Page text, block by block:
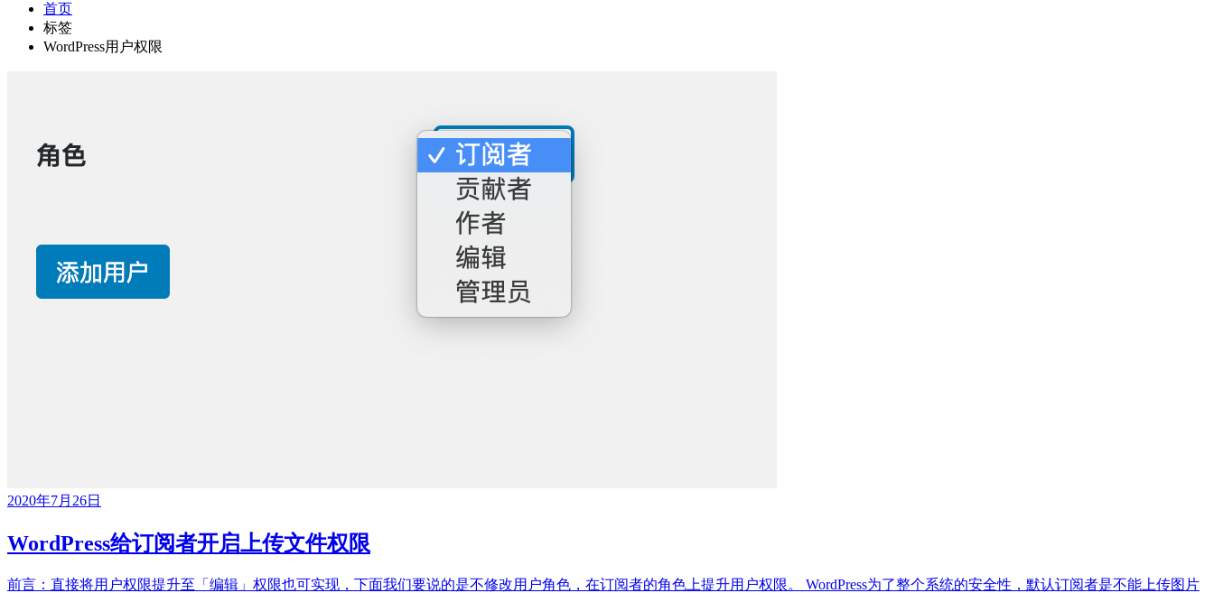
首页
标签
WordPress用户权限
2020年7月26日
WordPress给订阅者开启上传文件权限
前言：直接将用户权限提升至「编辑」权限也可实现，下面我们要说的是不修改用户角色，在订阅者的角色上提升用户权限。 WordPress为了整个系统的安全性，默认订阅者是不能上传图片